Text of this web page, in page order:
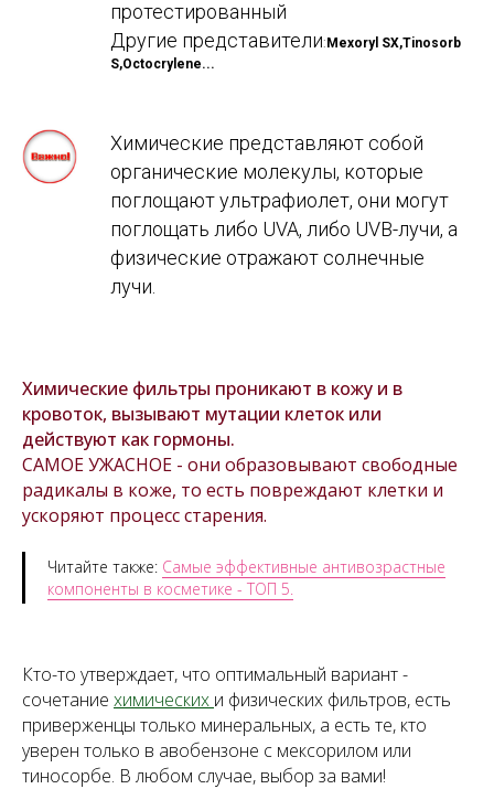
протестированный
Другие представители:Mexoryl SX,Tinosorb
S,Оctocrylene...
Химические представляют собой
органические молекулы, которые
поглощают ультрафиолет, они могут
поглощать либо UVA, либо UVB-лучи, а
физические отражают солнечные
лучи.
Химические фильтры проникают в кожу и в
кровоток, вызывают мутации клеток или
действуют как гормоны.
САМОЕ УЖАСНОЕ - они образовывают свободные
радикалы в коже, то есть повреждают клетки и
ускоряют процесс старения.
Читайте также: Самые эффективные антивозрастные
компоненты в косметике - ТОП 5.
Кто-то утверждает, что оптимальный вариант -
сочетание химических и физических фильтров, есть
приверженцы только минеральных, а есть те, кто
уверен только в авобензоне с мексорилом или
тиносорбе. В любом случае, выбор за вами!